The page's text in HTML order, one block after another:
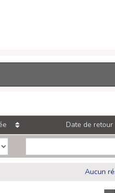
Date de retour
Aucun